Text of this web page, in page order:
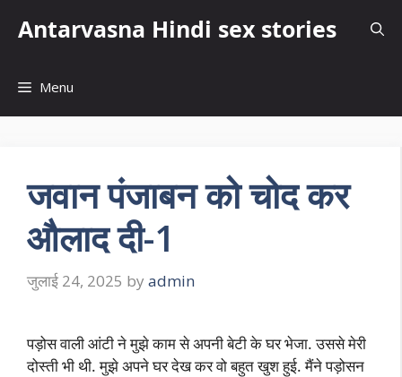
Antarvasna Hindi sex stories
Menu
जवान पंजाबन को चोद कर
औलाद दी-1
जुलाई 24, 2025 by admin
पड़ोस वाली आंटी ने मुझे काम से अपनी बेटी के घर भेजा. उससे मेरी
दोस्ती भी थी. मुझे अपने घर देख कर वो बहुत खुश हुई. मैंने पड़ोसन